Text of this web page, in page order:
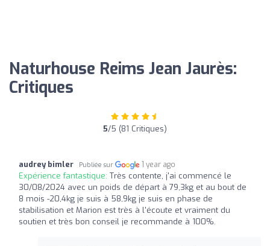
Naturhouse Reims Jean Jaurès:
Critiques
5/5 (81 Critiques)
audrey bimler Publiée sur 1 year ago
Expérience fantastique: Très contente, j'ai commencé le
30/08/2024 avec un poids de départ à 79,3kg et au bout de
8 mois -20,4kg je suis à 58,9kg je suis en phase de
stabilisation et Marion est très à l'écoute et vraiment du
soutien et très bon conseil je recommande à 100%.